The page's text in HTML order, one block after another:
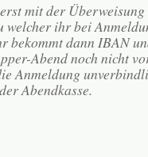
mit der Überweisung
welcher ihr bei
bekommt dann IBAN
Abend noch nicht
Anmeldung
Abendkasse.